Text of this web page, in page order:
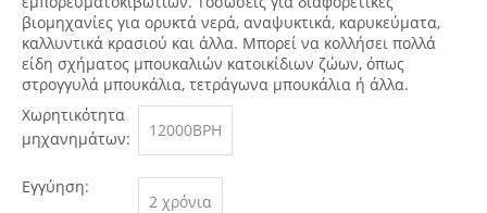
βιομηχανίες για ορυκτά νερά, αναψυκτικά, καρυκεύματα,
καλλυντικά κρασιού και άλλα. Μπορεί να κολλήσει πολλά
είδη σχήματος μπουκαλιών κατοικίδιων ζώων, όπως
στρογγυλά μπουκάλια, τετράγωνα μπουκάλια ή άλλα.
Χωρητικότητα
μηχανημάτων:
12000BPH
Εγγύηση:
2 χρόνια